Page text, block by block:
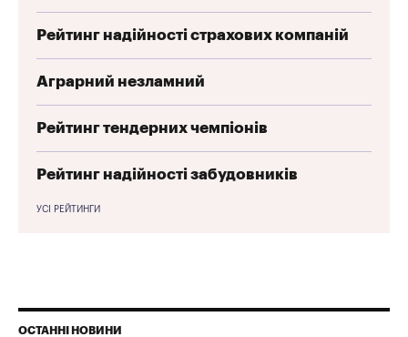
Рейтинг надійності страхових компаній
Аграрний незламний
Рейтинг тендерних чемпіонів
Рейтинг надійності забудовників
УСІ РЕЙТИНГИ
ОСТАННІ НОВИНИ